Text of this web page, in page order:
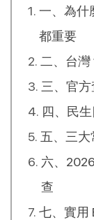
一、為什
都重要
二、台灣
三、官方
四、民
五、三
六、
查
七、實用